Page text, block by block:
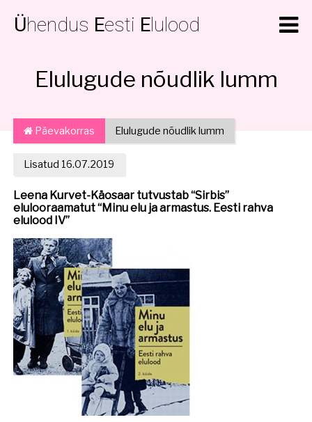
Ühendus Eesti Elulood
Elulugude nõudlik lumm
Päevakorras Elulugude nõudlik lumm
Lisatud 16.07.2019
Leena Kurvet-Käosaar tutvustab “Sirbis”
elulooraamatut “Minu elu ja armastus. Eesti rahva
elulood IV”